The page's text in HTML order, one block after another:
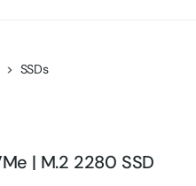
SSDs
| M.2 2280 SSD